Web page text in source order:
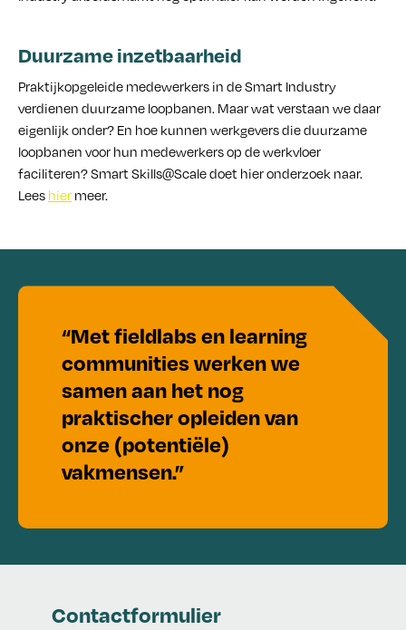
Duurzame inzetbaarheid
Praktijkopgeleide medewerkers in de Smart Industry
verdienen duurzame loopbanen. Maar wat verstaan we daar
eigenlijk onder? En hoe kunnen werkgevers die duurzame
loopbanen voor hun medewerkers op de werkvloer
faciliteren? Smart Skills@Scale doet hier onderzoek naar.
Lees hier meer.
“Met fieldlabs en learning
communities werken we
samen aan het nog
praktischer opleiden van
onze (potentiële)
vakmensen.”
Contactformulier